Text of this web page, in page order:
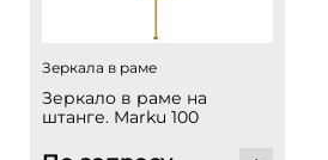
Зеркала в раме
Зеркало в раме на
штанге. Marku 100